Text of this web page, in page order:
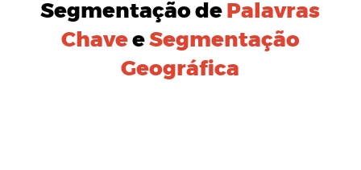
Segmentação de Palavras
ChaveeSegmentação
Geográfica